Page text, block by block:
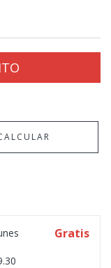
Gratis